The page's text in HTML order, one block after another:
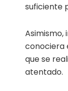
suficiente
conociera
que se
atentado.